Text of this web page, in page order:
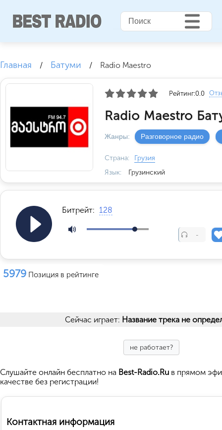
Главная / Батуми / Radio Maestro
Рейтинг:0.0
Radio Maestro
Жанры: Разговорное радио
Страна:
Грузия
Язык:
Грузинский
Битрейт: 128
-
5979 Позиция в рейтинге
Сейчас играет: Название трека не
не работает?
Cлушайте онлайн бесплатно на Best-Radio.Ru в прямом
качестве без регистрации!
Контактная информация